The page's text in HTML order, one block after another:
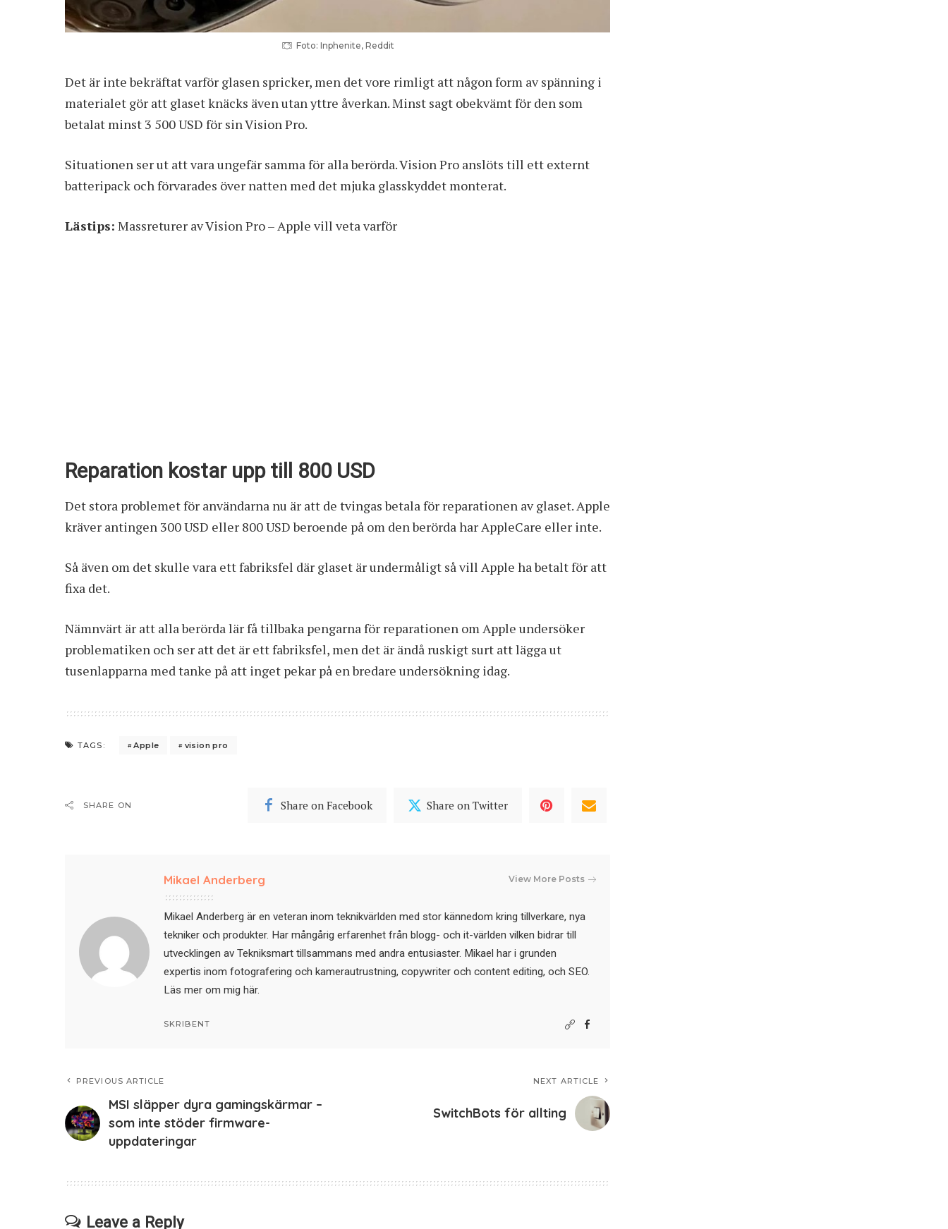
Foto: Inphenite, Reddit
Det är inte bekräftat varför glasen spricker, men det vore rimligt att någon form av spänning i
materialet gör att glaset knäcks även utan yttre åverkan. Minst sagt obekvämt för den som
betalat minst 3 500 USD för sin Vision Pro.
Situationen ser ut att vara ungefär samma för alla berörda. Vision Pro anslöts till ett externt
batteripack och förvarades över natten med det mjuka glasskyddet monterat.
Lästips: Massreturer av Vision Pro – Apple vill veta varför
Reparation kostar upp till 800 USD
Det stora problemet för användarna nu är att de tvingas betala för reparationen av glaset. Apple
kräver antingen 300 USD eller 800 USD beroende på om den berörda har AppleCare eller inte.
Så även om det skulle vara ett fabriksfel där glaset är undermåligt så vill Apple ha betalt för att
fixa det.
Nämnvärt är att alla berörda lär få tillbaka pengarna för reparationen om Apple undersöker
problematiken och ser att det är ett fabriksfel, men det är ändå ruskigt surt att lägga ut
tusenlapparna med tanke på att inget pekar på en bredare undersökning idag.
TAGS: Apple vision pro
SHARE ON Share on Facebook Share on Twitter
Mikael Anderberg View More Posts
Mikael Anderberg är en veteran inom teknikvärlden med stor kännedom kring tillverkare, nya
tekniker och produkter. Har mångårig erfarenhet från blogg- och it-världen vilken bidrar till
utvecklingen av Tekniksmart tillsammans med andra entusiaster. Mikael har i grunden
expertis inom fotografering och kamerautrustning, copywriter och content editing, och SEO.
Läs mer om mig här.
SKRIBENT
PREVIOUS ARTICLE
MSI släpper dyra gamingskärmar –
som inte stöder firmware-
uppdateringar
NEXT ARTICLE
SwitchBots för allting
Leave a Reply